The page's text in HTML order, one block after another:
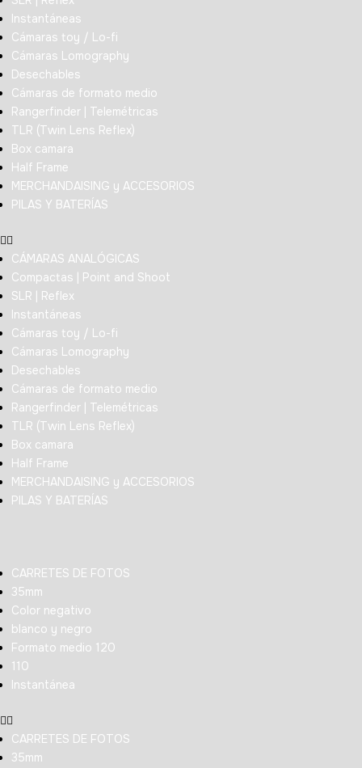
Instantáneas
Cámaras toy / Lo-fi
Cámaras Lomography
Desechables
Cámaras de formato medio
Rangerfinder | Telemétricas
TLR (Twin Lens Reflex)
Box camara
Half Frame
MERCHANDAISING y ACCESORIOS
PILAS Y BATERÍAS
CÁMARAS ANALÓGICAS
Compactas | Point and Shoot
SLR | Reflex
Instantáneas
Cámaras toy / Lo-fi
Cámaras Lomography
Desechables
Cámaras de formato medio
Rangerfinder | Telemétricas
TLR (Twin Lens Reflex)
Box camara
Half Frame
MERCHANDAISING y ACCESORIOS
PILAS Y BATERÍAS
CARRETES DE FOTOS
35mm
Color negativo
blanco y negro
Formato medio 120
110
Instantánea
CARRETES DE FOTOS
35mm